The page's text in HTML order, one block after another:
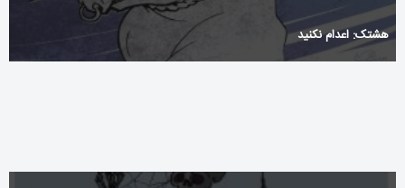
هشتک: اعدام نکنید